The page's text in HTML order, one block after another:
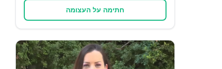
חתימה על העצומה